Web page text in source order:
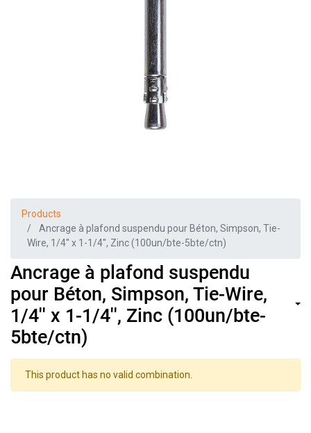
Products
Ancrage à plafond suspendu pour Béton, Simpson, Tie-
Wire, 1/4'' x 1-1/4'', Zinc (100un/bte-5bte/ctn)
Ancrage à plafond suspendu
pour Béton, Simpson, Tie-Wire,
1/4'' x 1-1/4'', Zinc (100un/bte-
5bte/ctn)
This product has no valid combination.